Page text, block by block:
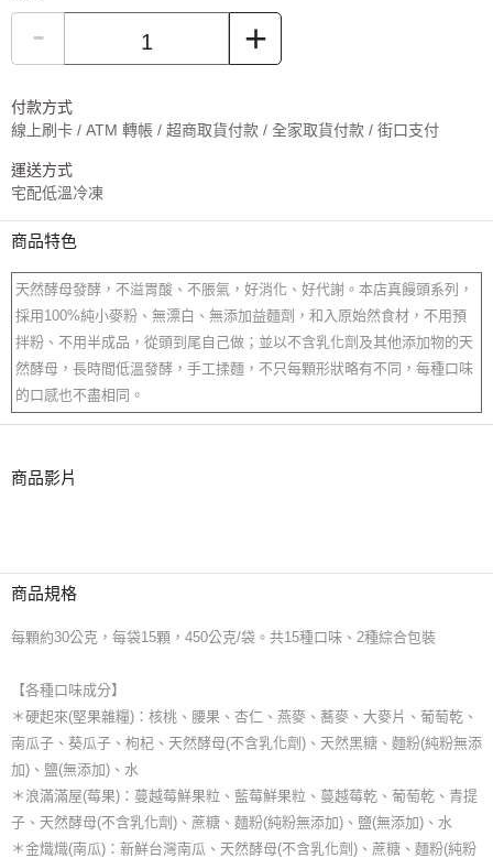
- +
付款方式
線上刷卡 / ATM 轉帳 / 超商取貨付款 / 全家取貨付款 / 街口支付
運送方式
宅配低溫冷凍
商品特色
天然酵母發酵，不溢胃酸、不脹氣，好消化、好代謝。本店真饅頭系列，
採用100%純小麥粉、無漂白、無添加益麵劑，和入原始然食材，不用預
拌粉、不用半成品，從頭到尾自己做；並以不含乳化劑及其他添加物的天
然酵母，長時間低溫發酵，手工揉麵，不只每顆形狀略有不同，每種口味
的口感也不盡相同。
商品影片
商品規格
每顆約30公克，每袋15顆，450公克/袋。共15種口味、2種綜合包裝
【各種口味成分】
＊硬起來(堅果雜糧)：核桃、腰果、杏仁、燕麥、蕎麥、大麥片、葡萄乾、
南瓜子、葵瓜子、枸杞、天然酵母(不含乳化劑)、天然黑糖、麵粉(純粉無添
加)、鹽(無添加)、水
＊浪滿滿屋(莓果)：蔓越莓鮮果粒、藍莓鮮果粒、蔓越莓乾、葡萄乾、青提
子、天然酵母(不含乳化劑)、蔗糖、麵粉(純粉無添加)、鹽(無添加)、水
＊金熾熾(南瓜)：新鮮台灣南瓜、天然酵母(不含乳化劑)、蔗糖、麵粉(純粉